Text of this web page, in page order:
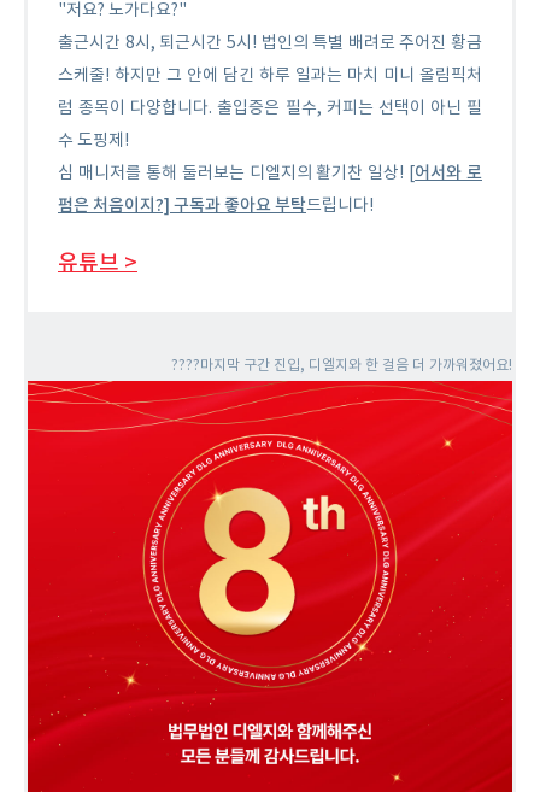
"저요? 노가다요?"
출근시간 8시, 퇴근시간 5시! 법인의 특별 배려로 주어진 황금
스케줄! 하지만 그 안에 담긴 하루 일과는 마치 미니 올림픽처
럼 종목이 다양합니다. 출입증은 필수, 커피는 선택이 아닌 필
수 도핑제!
심 매니저를 통해 둘러보는 디엘지의 활기찬 일상! [ 어서와 로
펌은 처음이지?] 구독과 좋아요 부탁드립니다!
유튜브 >
????마지막 구간 진입, 디엘지와 한 걸음 더 가까워졌어요!